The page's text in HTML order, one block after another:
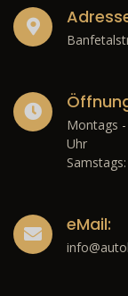
Montags -
Uhr
eMail: